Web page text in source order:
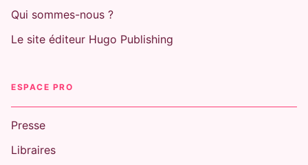
Qui sommes-nous ?
Le site éditeur Hugo Publishing
ESPACE PRO
Presse
Libraires